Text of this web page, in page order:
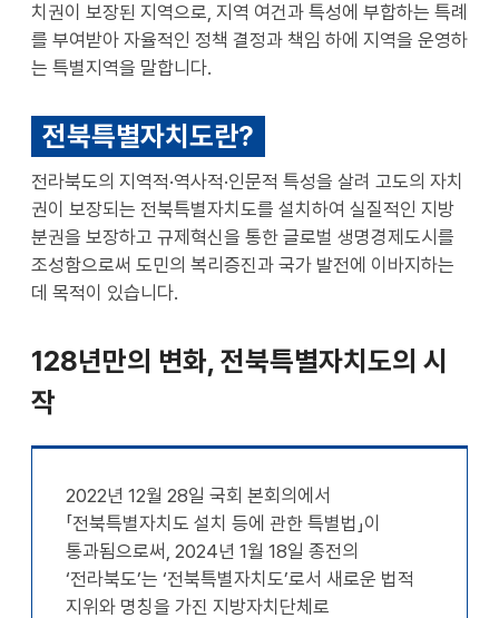
치권이 보장된 지역으로, 지역 여건과 특성에 부합하는 특례
를 부여받아 자율적인 정책 결정과 책임 하에 지역을 운영하
는 특별지역을 말합니다.
전북특별자치도란?
전라북도의 지역적·역사적·인문적 특성을 살려 고도의 자치
권이 보장되는 전북특별자치도를 설치하여 실질적인 지방
분권을 보장하고 규제혁신을 통한 글로벌 생명경제도시를
조성함으로써 도민의 복리증진과 국가 발전에 이바지하는
데 목적이 있습니다.
128년만의 변화, 전북특별자치도의 시
작
2022년 12월 28일 국회 본회의에서
「전북특별자치도 설치 등에 관한 특별법」이
통과됨으로써, 2024년 1월 18일 종전의
‘전라북도’는 ‘전북특별자치도’로서 새로운 법적
지위와 명칭을 가진 지방자치단체로